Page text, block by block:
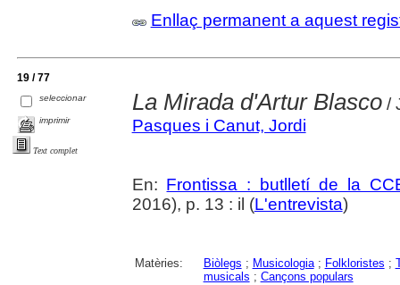
Enllaç permanent a aquest
19 / 77
seleccionar
imprimir
Text complet
La Mirada d'Artur Blasco/
Pasques i Canut, Jordi
En: Frontissa : butlletí de la
2016), p. 13 : il (L'entrevista)
Matèries: Biòlegs ; Musicologia; Folkloristes ;
musicals ; Cançons populars